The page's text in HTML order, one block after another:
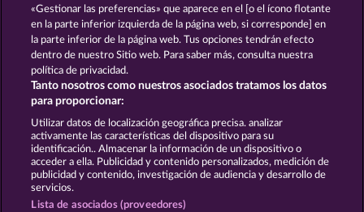
Términos y condiciones
Declaración de privacidad
Empresa
Enviar solicitud de desistimiento
«Gestionar las preferencias» que aparece en el [o el ícono flotante
en la parte inferior izquierda de la página web, si corresponde] en
la parte inferior de la página web. Tus opciones tendrán efecto
dentro de nuestro Sitio web. Para saber más, consulta nuestra
política de privacidad.
Tanto nosotros como nuestros asociados tratamos los datos
para proporcionar:
Utilizar datos de localización geográfica precisa. analizar
activamente las características del dispositivo para su
identificación.. Almacenar la información de un dispositivo o
acceder a ella. Publicidad y contenido personalizados, medición de
publicidad y contenido, investigación de audiencia y desarrollo de
servicios.
Lista de asociados (proveedores)